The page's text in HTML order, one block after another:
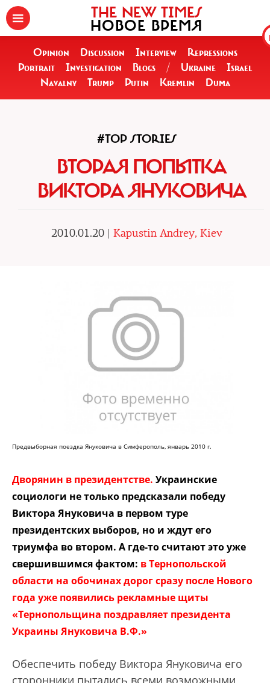
THE NEW TIMES
НОВОЕ ВРЕМЯ
Opinion Discussion Interview
Repressions
Portrait
Investigation Blogs / Ukraine
Israel
Navalny
Trump Putin Kremlin Duma
#TOP STORIES
ВТОРАЯ ПОПЫТКА
ВИКТОРА ЯНУКОВИЧА
2010.01.20 | Kapustin Andrey, Kiev
Предвыборная поездка Януковича в Симферополь, январь 2010 г.
Дворянин в президентстве. Украинские
социологи не только предсказали победу
Виктора Януковича в первом туре
президентских выборов, но и ждут его
триумфа во втором. А где-то считают это уже
свершившимся фактом: в Тернопольской
области на обочинах дорог сразу после Нового
года уже появились рекламные щиты
«Тернопольщина поздравляет президента
Украины Януковича В.Ф.»
Обеспечить победу Виктора Януковича его